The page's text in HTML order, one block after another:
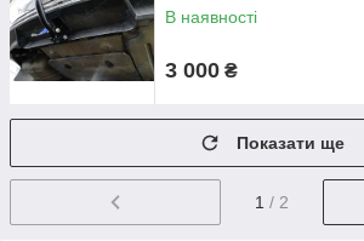
В наявності
3 000 ₴
Показати ще
1 / 2